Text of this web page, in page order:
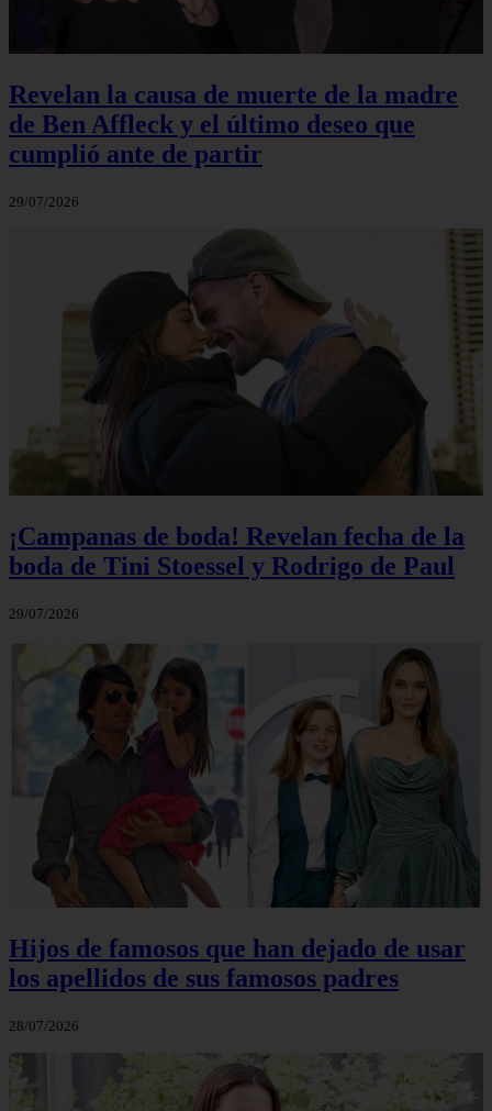
Revelan la causa de muerte de la madre
de Ben Affleck y el último deseo que
cumplió ante de partir
29/07/2026
¡Campanas de boda! Revelan fecha de la
boda de Tini Stoessel y Rodrigo de Paul
29/07/2026
Hijos de famosos que han dejado de usar
los apellidos de sus famosos padres
28/07/2026